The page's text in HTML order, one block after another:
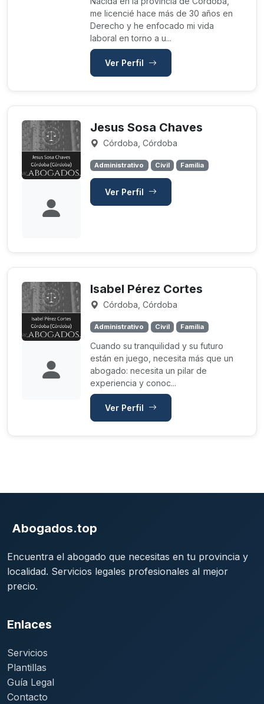
me licencié hace más de 30 años en
Derecho y he enfocado mi vida
laboral en torno a u...
Ver Perfil
Jesus Sosa Chaves
Córdoba, Córdoba
Administrativo Civil Familia
Ver Perfil
Isabel Pérez Cortes
Córdoba, Córdoba
Administrativo Civil Familia
Cuando su tranquilidad y su futuro
están en juego, necesita más que un
abogado: necesita un pilar de
experiencia y conoc...
Ver Perfil
Abogados.top
Encuentra el abogado que necesitas en tu provincia y
localidad. Servicios legales profesionales al mejor
precio.
Enlaces
Servicios
Plantillas
Guía Legal
Contacto